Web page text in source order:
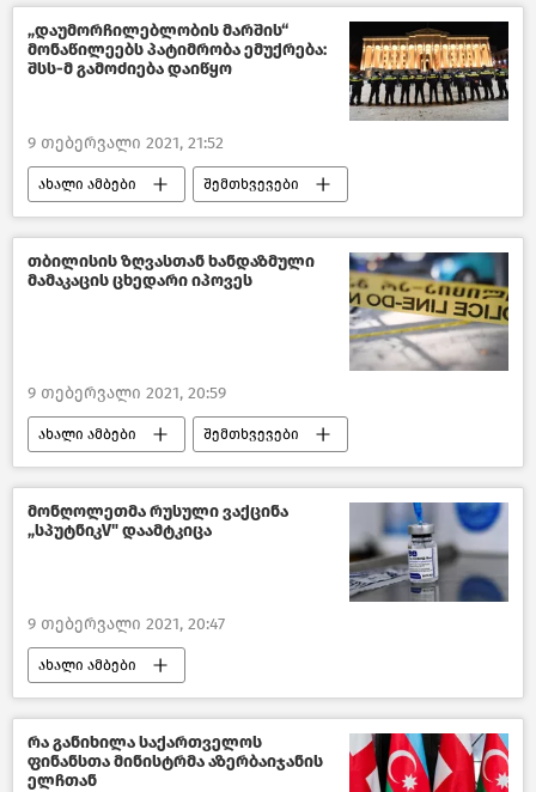
„დაუმორჩილებლობის მარშის“
მონაწილეებს პატიმრობა ემუქრება:
შსს-მ გამოძიება დაიწყო
9 თებერვალი 2021, 21:52
ახალი ამბები შემთხვევები
საქართველო
თბილისის ზღვასთან ხანდაზმული
მამაკაცის ცხედარი იპოვეს
9 თებერვალი 2021, 20:59
ახალი ამბები შემთხვევები
საქართველო
მონღოლეთმა რუსული ვაქცინა
„სპუტნიკV" დაამტკიცა
9 თებერვალი 2021, 20:47
ახალი ამბები
მსოფლიოს ახალი ამბები
რა განიხილა საქართველოს
ფინანსთა მინისტრმა აზერბაიჯანის
ელჩთან